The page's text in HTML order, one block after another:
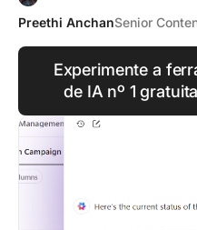
Preethi AnchanSenior
Experimente a
de IA nº 1